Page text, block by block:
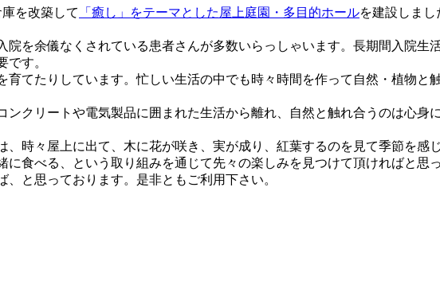
を改築して 「癒し」をテーマとした屋上庭園・多目的ホールを建設しま
院を余儀なくされている患者さんが多数いらっしゃいます。長期間入院
です。
育てたりしています。忙しい生活の中でも時々時間を作って自然・植物
ンクリートや電気製品に囲まれた生活から離れ、自然と触れ合うのは心
、時々屋上に出て、木に花が咲き、実が成り、紅葉するのを見て季節を
に食べる、という取り組みを通じて先々の楽しみを見つけて頂ければと
と思っております。是非ともご利用下さい。